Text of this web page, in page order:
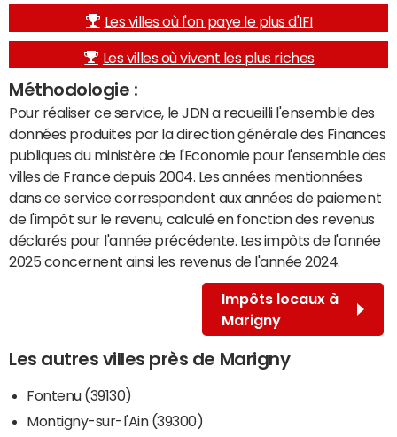
Les villes où l'on paye le plus d'IFI
Les villes où vivent les plus riches
Méthodologie :
Pour réaliser ce service, le JDN a recueilli l'ensemble des
données produites par la direction générale des Finances
publiques du ministère de l'Economie pour l'ensemble des
villes de France depuis 2004. Les années mentionnées
dans ce service correspondent aux années de paiement
de l'impôt sur le revenu, calculé en fonction des revenus
déclarés pour l'année précédente. Les impôts de l'année
2025 concernent ainsi les revenus de l'année 2024.
Impôts locaux à
Marigny
Les autres villes près de Marigny
Fontenu (39130)
Montigny-sur-l'Ain (39300)